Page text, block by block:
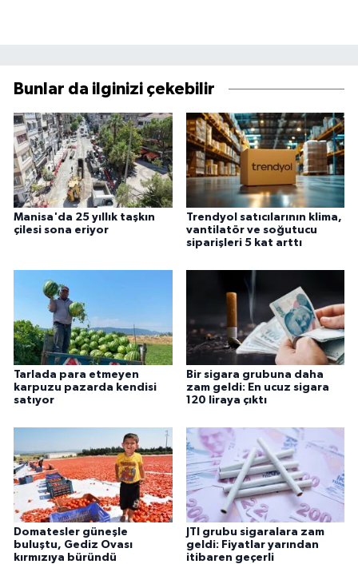
Bunlar da ilginizi çekebilir
Manisa'da 25 yıllık taşkın
çilesi sona eriyor
Trendyol satıcılarının klima,
vantilatör ve soğutucu
siparişleri 5 kat arttı
Tarlada para etmeyen
karpuzu pazarda kendisi
satıyor
Bir sigara grubuna daha
zam geldi: En ucuz sigara
120 liraya çıktı
Domatesler güneşle
buluştu, Gediz Ovası
kırmızıya büründü
JTI grubu sigaralara zam
geldi: Fiyatlar yarından
itibaren geçerli